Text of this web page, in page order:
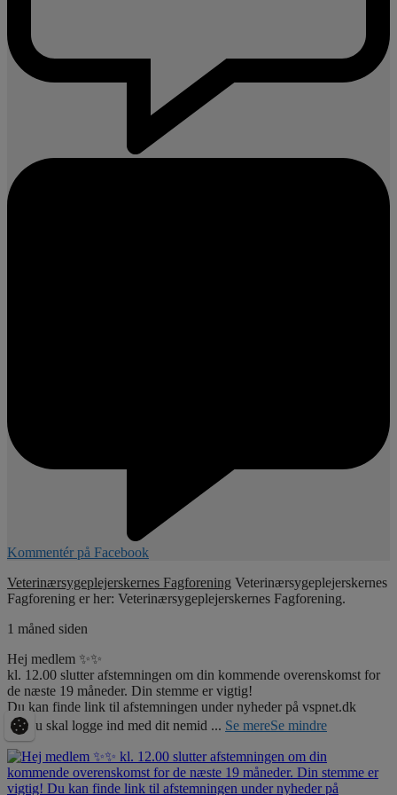
Kommentér på Facebook
Veterinærsygeplejerskernes Fagforening Veterinærsygeplejerskernes
Fagforening er her: Veterinærsygeplejerskernes Fagforening.
1 måned siden
Hej medlem ✨✨
kl. 12.00 slutter afstemningen om din kommende overenskomst for
de næste 19 måneder. Din stemme er vigtig!
Du kan finde link til afstemningen under nyheder på vspnet.dk
☝🏼Du skal logge ind med dit nemid ... Se mereSe mindre